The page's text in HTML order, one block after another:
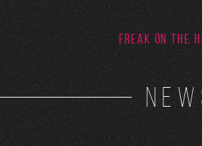
FREAK ON THE